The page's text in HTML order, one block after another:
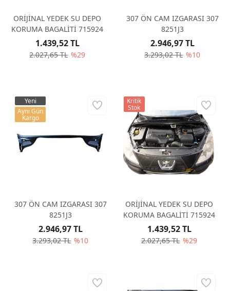
ORİJİNAL YEDEK SU DEPO
KORUMA BAGALİTİ 715924
2.027,65 TL %29
1.439,52 TL
307 ÖN CAM IZGARASI 307
8251J3
3.293,02 TL %10
2.946,97 TL
307 ÖN CAM IZGARASI 307
8251J3
3.293,02 TL %10
2.946,97 TL
Yeni
Aynı Gün
Kargo
ORİJİNAL YEDEK SU DEPO
KORUMA BAGALİTİ 715924
2.027,65 TL %29
1.439,52 TL
Kritik
Stok